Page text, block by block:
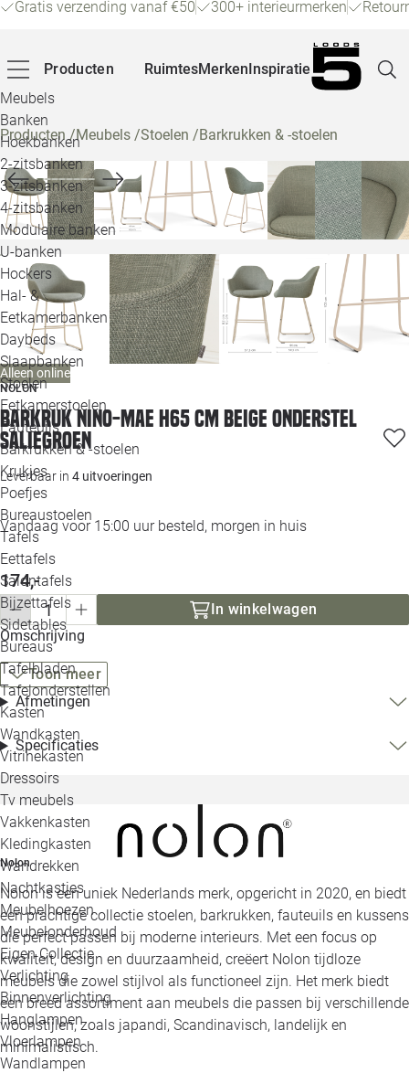
Gratis verzending vanaf €50 300+ interieurmerken
Producten
Meubels
Banken
Hoekbanken
2-zitsbanken
3-zitsbanken
4-zitsbanken
Modulaire banken
U-banken
Hockers
Hal- &
Eetkamerbanken
Daybeds
Slaapbanken
Stoelen
Eetkamerstoelen
Fauteuils
Barkrukken & -stoelen
Krukjes
Poefjes
Bureaustoelen
Tafels
Eettafels
Salontafels
Bijzettafels
Sidetables
Bureaus
Tafelbladen
Tafelonderstellen
Kasten
Wandkasten
Vitrinekasten
Dressoirs
Tv meubels
Vakkenkasten
Kledingkasten
Wandrekken
Nachtkastjes
Meubelhoezen
Meubelonderhoud
Eigen Collectie
Verlichting
Binnenverlichting
Hanglampen
Vloerlampen
Wandlampen
RuimtesMerkenInspiratie
Producten/Meubels /Stoelen /Barkrukken & -stoelen
Alleen online
NOLON
Barkruk Nino-Mae H65 cm beige onderstel
saliegroen
Leverbaar in 4 uitvoeringen
Vandaag voor 15:00 uur besteld, morgen in huis
174,-
In winkelwagen
Omschrijving
Toon meer
Afmetingen
Specificaties
Nolon
Nolon is een uniek Nederlands merk, opgericht in 2020, en biedt
een prachtige collectie stoelen, barkrukken, fauteuils en kussens
die perfect passen bij moderne interieurs. Met een focus op
kwaliteit, design en duurzaamheid, creëert Nolon tijdloze
meubels die zowel stijlvol als functioneel zijn. Het merk biedt
een breed assortiment aan meubels die passen bij verschillende
woonstijlen, zoals japandi, Scandinavisch, landelijk en
minimalistisch.